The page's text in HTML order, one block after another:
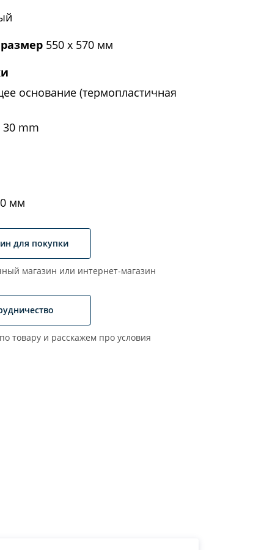
550 х 570 мм
основание (термопластичная
30 mm
мм
для покупки
магазин или интернет-магазин
товару и расскажем про условия